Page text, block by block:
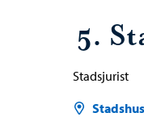
5.
Stadsjurist